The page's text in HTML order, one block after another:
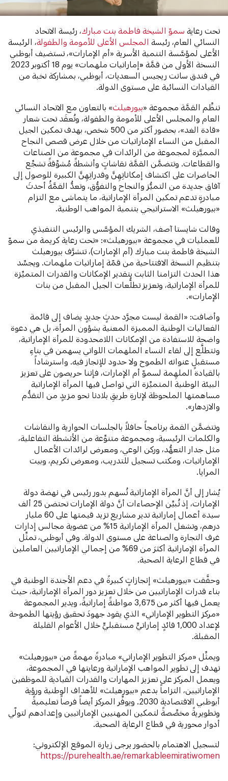
تحت رعاية سموّ الشيخة فاطمة بنت مبارك، رئيسة الاتحاد
النسائي العام، رئيسة المجلس الأعلى للأمومة والطفولة، الرئيسة
الأعلى لمؤسَّسة التنمية الأسرية «أم الإمارات»، تستضيف أبوظبي
النسخة الأولى من قمَّة «
إماراتيات ملهمات» يوم 18 أكتوبر 2023
في فندق سانت ريجيس السعديات، أبوظبي، بمشاركة نخبة من
القيادات النسائية على مستوى الدولة.
تنظِّم القمَّة مجموعة «بيورهيلث» بالتعاون مع الاتحاد النسائي
العام والمجلس الأعلى للأمومة والطفولة، وتُعقَد تحت شعار
«قادة الغد»، بحضور أكثر من 500 شخص، بهدف تمكين الجيل
المقبل من النساء الإماراتيات من خلال عرض قصص النجاح
المميَّزة لمجموعة من الرائدات في مجموعة من الصناعات
والقطاعات. وتتضمَّن القمَّة نقاشاتٍ وأنشطةً مُشوِّقةً تشجِّع
الحاضرات على اكتشاف إمكاناتِهِنَّ وقدراتِهِنَّ الكبيرة للوصول إلى
آفاق جديدة من التميُّز والنجاح والتفوُّق، وتعدُّ القمَّةُ أحدثَ
مبادرةٍ تدعم تمكين المرأة الإماراتية، ما يتماشى مع التزام
«بيورهيلث» الاستراتيجي بتنمية المواهب الوطنية.
وقالت شايستا آصف، الشريك المؤسَّس والرئيس التنفيذي
للعمليات في مجموعة «بيورهيلث»: «تحت رعاية كريمة من سموّ
الشيخة فاطمة بنت مبارك (أم الإمارات)، تتشرَّف بيورهيلث
بتنظيم النسخة الافتتاحية من قمّة إماراتيات ملهمات. ويجسِّد
هذا الحدث التزامنا الثابت بتقدير الإمكانات والقدرات المتميِّزة
للمرأة الإماراتية، وتعزيز تطلُّعات الجيل المقبل من بنات
الإمارات».
وأضافت: «القمة ليست مجرَّد حدثٍ جديدٍ يضاف إلى قائمة
الفعاليات الوطنية المميزة المعنية بشؤون المرأة، بل هي دعوة
واضحة للاستفادة من الإمكانات اللامحدودة للمرأة الإماراتية،
ونتطلَّع إلى لقاء النساء الملهمات اللواتي يسهمن في بناءِ
مستقبلٍ عنوانه الطموح ولا حدود للإنجاز فيه. واسترشاداً
بالقيادة الملهِمة لسموّ أم الإمارات، فإننا حريصون على تعزيز
البيئة الوطنية المتميِّزة التي تواصل فيها المرأة الإماراتية
مساهمتها الملحوظة لإنارةِ طريقِ بلادنا نحو مزيدٍ من التقدُّم
والازدهار».
وتتضمَّن القمة برنامجاً حافلاً بالجلسات الحوارية والنقاشات
والكلمات الرئيسية، ومجموعة متنوِّعة من الأنشطة التفاعلية،
مثل جدار التعهُّد، وركن الوعي، ومعرض لرائدات الأعمال
الإماراتيات، ومكتب تسجيل للتدريب، ومعرض تكريم، وبيت
المرايا.
يُشار إلى أنَّ المرأة الإماراتية تُسهم بدور رئيس في نهضة دولة
الإمارات، إذ تُبيِّن الإحصاءات أنَّ دولة الإمارات تحتضن 25 ألف
سيدة أعمال إماراتية تدير مشاريع تزيد قيمتها على 60 مليار
درهم، وتشغل المرأة الإماراتية 15% من عضوية مجالس إدارات
غرف التجارة والصناعة على مستوى الدولة. وفي أبوظبي، تمثِّل
المرأة الإماراتية أكثرَ من 69% من إجمالي الإماراتيين العاملين
في قطاع الرعاية الصحية.
وحقَّقت «بيورهيلث» إنجازاتٍ كبيرةً في دعم الأجندة الوطنية في
بناء قدرات الإماراتيين من خلال تعزيز دور المرأة الإماراتية، حيث
يعمل فيها أكثر من 3,675 مواطنةً إماراتيةً، ويدير المجموعة
«مركز التطوير الإماراتي» الذي يقود جهودَ تحقيق رؤيتها الطموحة
لإعداد 1,000 قائدٍ إماراتيٍّ مستقبليٍّ خلال الأعوام القليلة
المقبلة.
ويمثِّل «مركز التطوير الإماراتي» مبادرةً مهمةً من «بيورهيلث»
تهدف إلى تطوير المواهب الإماراتية ورعايتها في المجموعة،
ويعمل المركز على تعزيز المهارات والقدرات القيادية للموظفين
الإماراتيين، التزاماً بدعم «بيورهيلث» للأهداف الوطنية ورؤية
أبوظبي الاقتصادية 2030. ويوفِّر المركز أيضاً فرصاً تعليميةً
وتطويريةً مخصِّصةً لتمكين المهنيين الإماراتيين وإعدادهم لتولّي
أدوار محورية في قطاع الرعاية الصحية.
لتسجيل الاهتمام بالحضور يرجى زيارة الموقع الإلكتروني:
https://purehealth.ae/remarkableemiratiwomen